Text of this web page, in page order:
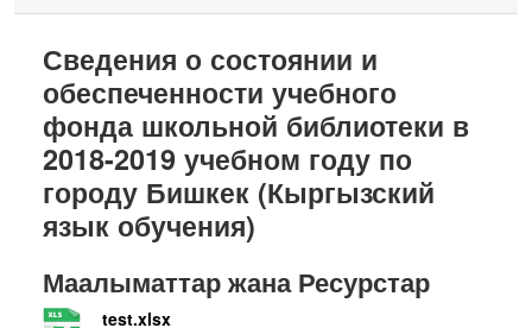
Сведения о состоянии и
обеспеченности учебного
фонда школьной библиотеки в
2018-2019 учебном году по
городу Бишкек (Кыргызский
язык обучения)
Маалыматтар жана Ресурстар
test.xlsx